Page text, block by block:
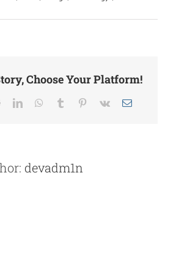
Choose Your Platform!
RedditLinkedInWhatsApp
Tumblr Pinterest
Vk Email
devadm1n